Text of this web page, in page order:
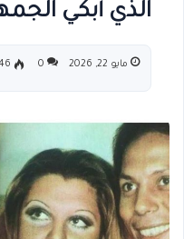
الذي أبكي
مايو 22, 2026 0